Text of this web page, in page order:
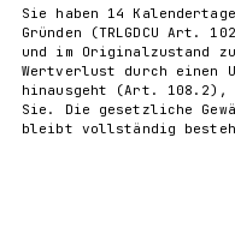
Sie haben 14
Gründen (TRLGDCU Art.
und im Originalzustand
Wertverlust durch einen
hinausgeht (Art. 108.2),
Sie. Die gesetzliche
bleibt vollständig